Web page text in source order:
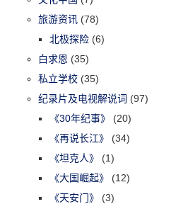
旅游资讯 (78)
北极探险 (6)
白求恩 (35)
私立学校 (35)
纪录片及电视解说词 (97)
《30年纪事》
(20)
《再说长江》
(34)
《坦克人》
(1)
《大国崛起》
(12)
《天安门》
(3)